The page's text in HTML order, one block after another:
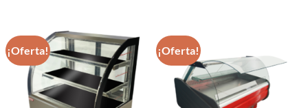
¡Oferta! ¡Oferta!